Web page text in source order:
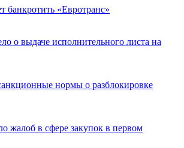
банкротить «Евротранс»
о выдаче исполнительного листа на
нормы о разблокировке
жалоб в сфере закупок в первом